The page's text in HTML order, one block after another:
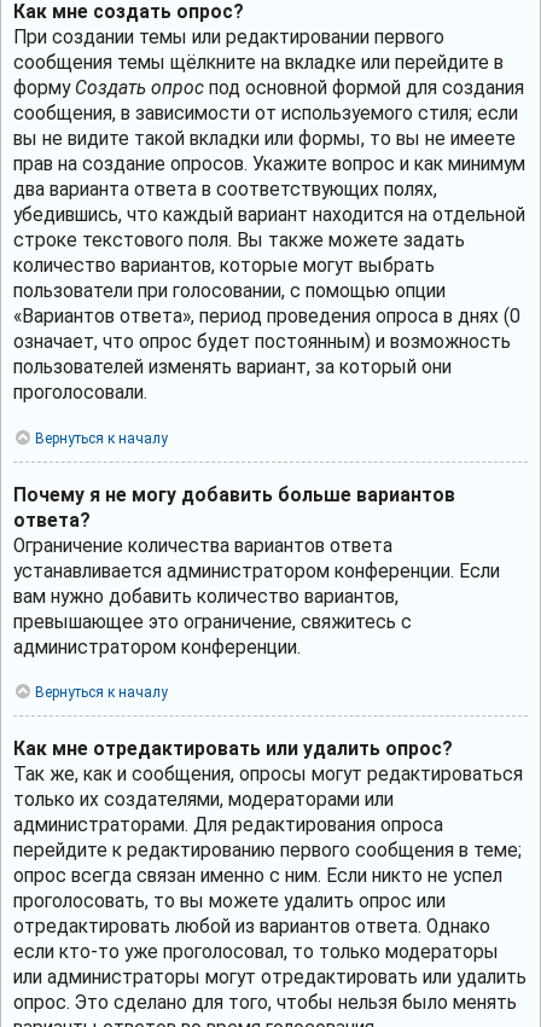
Как мне создать опрос?
При создании темы или редактировании первого
сообщения темы щёлкните на вкладке или перейдите в
форму Создать опрос под основной формой для создания
сообщения, в зависимости от используемого стиля; если
вы не видите такой вкладки или формы, то вы не имеете
прав на создание опросов. Укажите вопрос и как минимум
два варианта ответа в соответствующих полях,
убедившись, что каждый вариант находится на отдельной
строке текстового поля. Вы также можете задать
количество вариантов, которые могут выбрать
пользователи при голосовании, с помощью опции
«Вариантов ответа», период проведения опроса в днях (0
означает, что опрос будет постоянным) и возможность
пользователей изменять вариант, за который они
проголосовали.
Вернуться к началу
Почему я не могу добавить больше вариантов
ответа?
Ограничение количества вариантов ответа
устанавливается администратором конференции. Если
вам нужно добавить количество вариантов,
превышающее это ограничение, свяжитесь с
администратором конференции.
Вернуться к началу
Как мне отредактировать или удалить опрос?
Так же, как и сообщения, опросы могут редактироваться
только их создателями, модераторами или
администраторами. Для редактирования опроса
перейдите к редактированию первого сообщения в теме;
опрос всегда связан именно с ним. Если никто не успел
проголосовать, то вы можете удалить опрос или
отредактировать любой из вариантов ответа. Однако
если кто-то уже проголосовал, то только модераторы
или администраторы могут отредактировать или удалить
опрос. Это сделано для того, чтобы нельзя было менять